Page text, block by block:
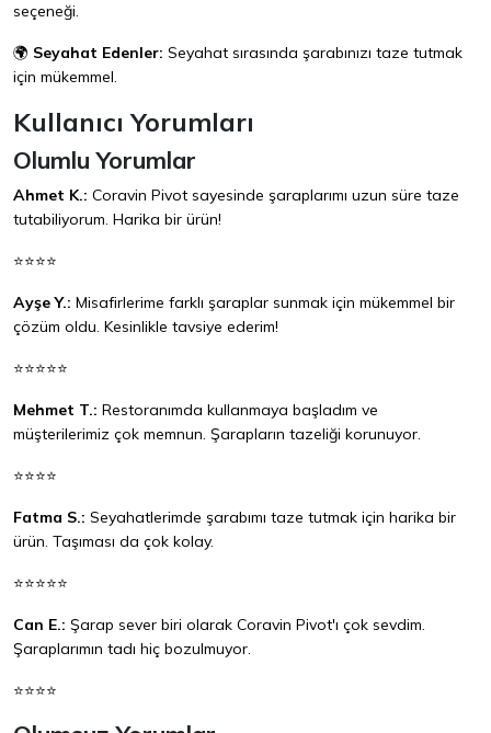
seçeneği.
🌍 Seyahat Edenler: Seyahat sırasında şarabınızı taze tutmak
için mükemmel.
Kullanıcı Yorumları
Olumlu Yorumlar
Ahmet K.: Coravin Pivot sayesinde şaraplarımı uzun süre taze
tutabiliyorum. Harika bir ürün!
⭐⭐⭐⭐
Ayşe Y.: Misafirlerime farklı şaraplar sunmak için mükemmel bir
çözüm oldu. Kesinlikle tavsiye ederim!
⭐⭐⭐⭐⭐
Mehmet T.: Restoranımda kullanmaya başladım ve
müşterilerimiz çok memnun. Şarapların tazeliği korunuyor.
⭐⭐⭐⭐
Fatma S.: Seyahatlerimde şarabımı taze tutmak için harika bir
ürün. Taşıması da çok kolay.
⭐⭐⭐⭐⭐
Can E.: Şarap sever biri olarak Coravin Pivot'ı çok sevdim.
Şaraplarımın tadı hiç bozulmuyor.
⭐⭐⭐⭐